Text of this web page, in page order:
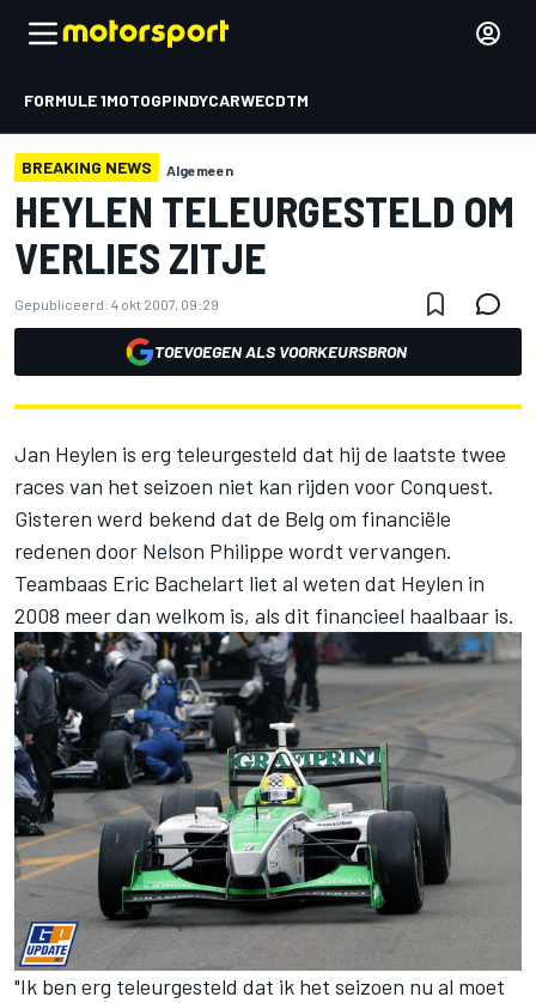
FORMULE 1MOTOGPINDYCARWECDTM
BREAKING NEWS Algemeen
HEYLEN TELEURGESTELD OM
VERLIES ZITJE
Gepubliceerd: 4 okt 2007, 09:29
TOEVOEGEN ALS VOORKEURSBRON
Jan Heylen is erg teleurgesteld dat hij de laatste twee
races van het seizoen niet kan rijden voor Conquest.
Gisteren werd bekend dat de Belg om financiële
redenen door Nelson Philippe wordt vervangen.
Teambaas Eric Bachelart liet al weten dat Heylen in
2008 meer dan welkom is, als dit financieel haalbaar is.
"Ik ben erg teleurgesteld dat ik het seizoen nu al moet